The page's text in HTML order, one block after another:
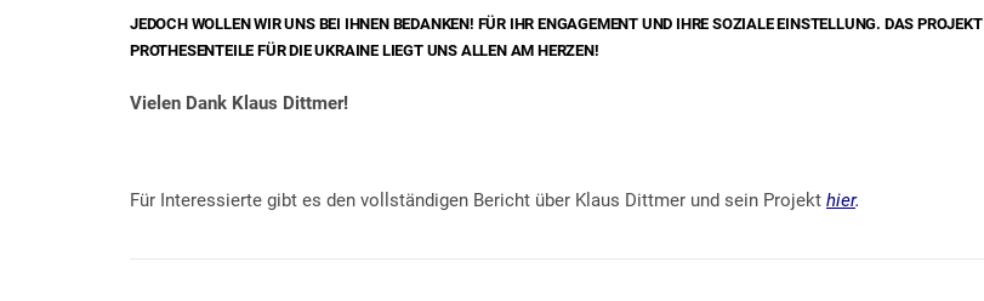
JEDOCH WOLLEN WIR UNS BEI IHNEN BEDANKEN! FÜR IHR ENGAGEMENT UND IHRE SOZIALE EINSTELLUNG. DAS PROJEKT
PROTHESENTEILE FÜR DIE UKRAINE LIEGT UNS ALLEN AM HERZEN!
Vielen Dank Klaus Dittmer!
Für Interessierte gibt es den vollständigen Bericht über Klaus Dittmer und sein Projekt hier.